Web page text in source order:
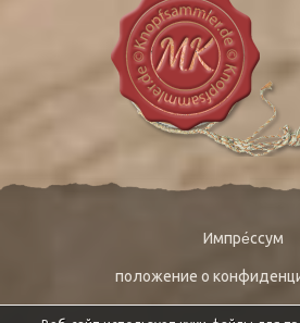
Импре́ссум
положение о